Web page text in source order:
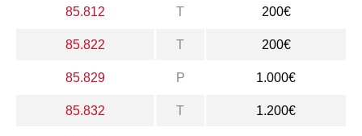
85.812 T 200€
85.822 T 200€
85.829 P 1.000€
85.832 T 1.200€